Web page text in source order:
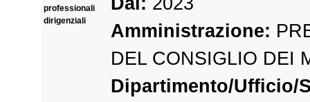
professionali
dirigenziali
Amministrazione:
DEL CONSIGLIO DEI
Dipartimento/Ufficio/